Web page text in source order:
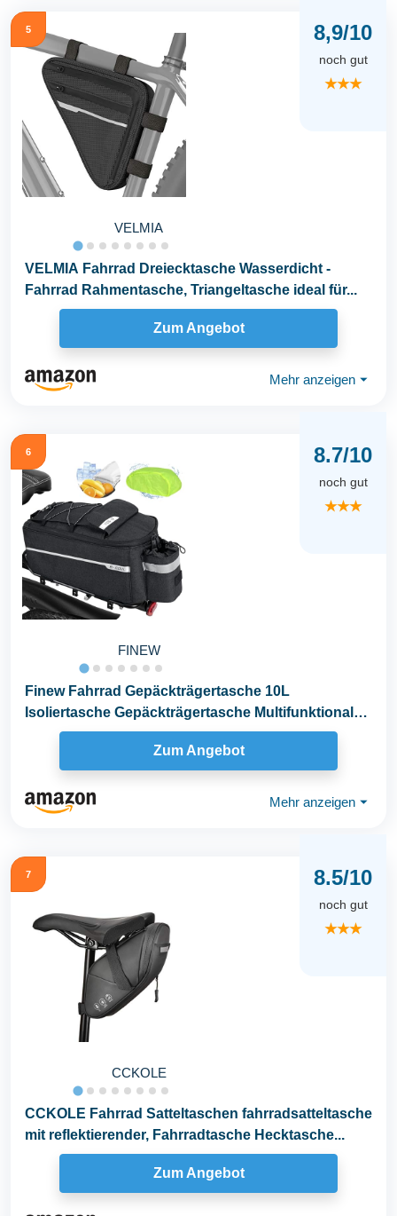
5
VELMIA
8,9/10
noch gut
★★★
VELMIA Fahrrad Dreiecktasche Wasserdicht -
Fahrrad Rahmentasche, Triangeltasche ideal für...
Zum Angebot
Mehr anzeigen ⏷
6
FINEW
8.7/10
noch gut
★★★
Finew Fahrrad Gepäckträgertasche 10L
Isoliertasche Gepäckträgertasche Multifunktionale
Hinter...
Zum Angebot
Mehr anzeigen ⏷
7
CCKOLE
8.5/10
noch gut
★★★
CCKOLE Fahrrad Satteltaschen fahrradsatteltasche
mit reflektierender, Fahrradtasche Hecktasche...
Zum Angebot